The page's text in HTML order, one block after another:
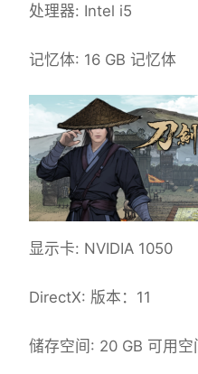
处理器: Intel i5
记忆体: 16 GB 记忆体
显示卡: NVIDIA 1050
DirectX: 版本：11
储存空间: 20 GB 可用空